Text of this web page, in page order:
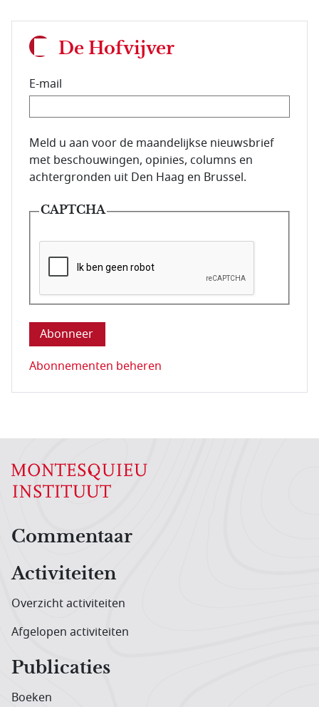
De Hofvijver
E-mail
E-mailadres van de abonnee.
Meld u aan voor de maandelijkse nieuwsbrief
met beschouwingen, opinies, columns en
achtergronden uit Den Haag en Brussel.
CAPTCHA
Deze vraag is om te controleren dat u een mens
Abonnementen beheren
Hoofdnavigatiemenu
Commentaar
Activiteiten
Overzicht activiteiten
Afgelopen activiteiten
Publicaties
Boeken